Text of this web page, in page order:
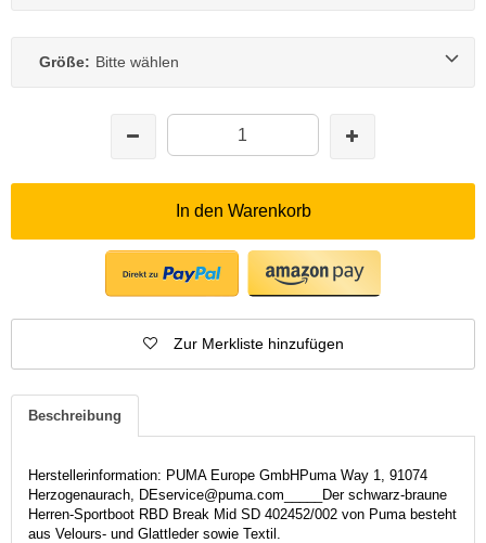
Größe: Bitte wählen
In den Warenkorb
Zur Merkliste hinzufügen
Beschreibung
Herstellerinformation: PUMA Europe GmbHPuma Way 1, 91074
Herzogenaurach, DEservice@puma.com_____Der schwarz-braune
Herren-Sportboot RBD Break Mid SD 402452/002 von Puma besteht
aus Velours- und Glattleder sowie Textil.